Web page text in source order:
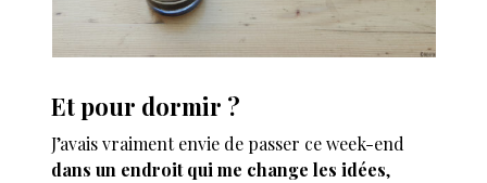
Et pour dormir ?
J’avais vraiment envie de passer ce week-end
dans un endroit qui me change les idées,